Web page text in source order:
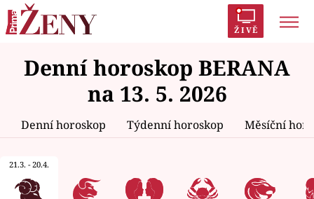
ŽIVĚ
Trendy: Polabí Inspekce Prostřeno!
AYTO?
Zrádci Proměny
Témata
Denní horoskop BERANA
na 13. 5. 2026
Denní horoskop Týdenní horoskop Měsíční
21.3. - 20.4.